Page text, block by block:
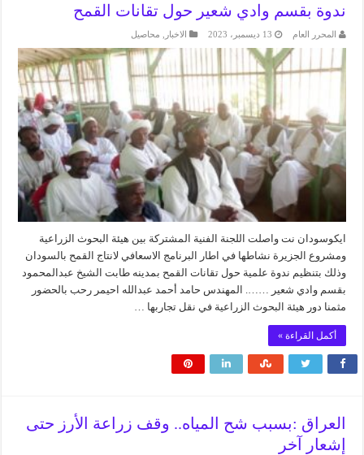
ندوة بقسم وادي شعير حول تقانات القمح
المحرر العام 13 ديسمبر، 2023 الاخبار محاصيل
ايكوسودان نت واصلت اللجنة الفنية المشتركة بين هيئة البحوث الزراعية
ومشروع الجزيرة نشاطها في اطار البرنامج الاسعافي لانتاج القمح بالسودان
وذلك بتنظيم ندوة علمية حول تقانات القمح بمدينه طابت الشيخ عبدالمحمود
بقسم وادي شعير ……. المهندس حامد أحمد عبدالله احيمر رحب بالحضور
مثمنا دور هيئة البحوث الزراعية في نقل تجاربها …
أكمل القراءة »
العراق :بسبب شح المياه.. وقف زراعة الأرز حتى
إشعار آخر